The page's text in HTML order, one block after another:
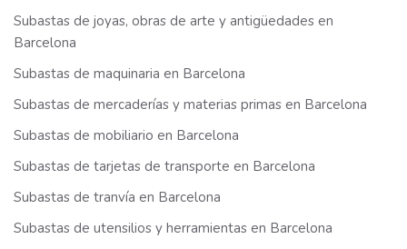
Subastas de joyas, obras de arte y antigüedades en
Barcelona
Subastas de maquinaria en Barcelona
Subastas de mercaderías y materias primas en Barcelona
Subastas de mobiliario en Barcelona
Subastas de tarjetas de transporte en Barcelona
Subastas de tranvía en Barcelona
Subastas de utensilios y herramientas en Barcelona